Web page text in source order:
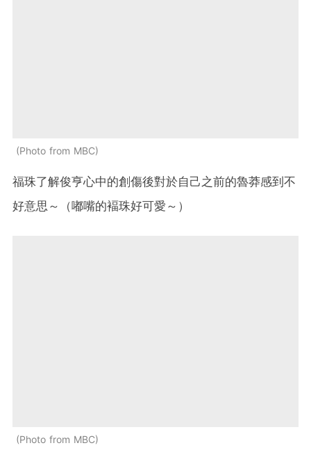
Photo from MBC
福珠了解俊亨心中的創傷後對於自己之前的魯莽感到不
好意思～（嘟嘴的褔珠好可愛～）
Photo from MBC